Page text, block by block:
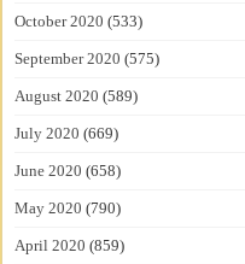
October 2020 (533)
September 2020 (575)
August 2020 (589)
July 2020 (669)
June 2020 (658)
May 2020 (790)
April 2020 (859)